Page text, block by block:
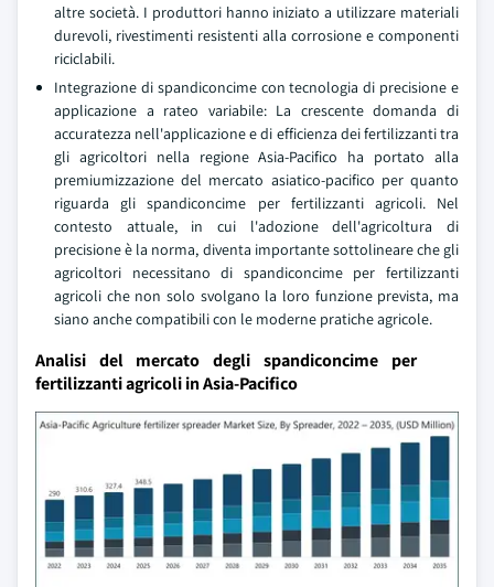
altre società. I produttori hanno iniziato a utilizzare materiali
durevoli, rivestimenti resistenti alla corrosione e componenti
riciclabili.
Integrazione di spandiconcime con tecnologia di precisione e
applicazione a rateo variabile: La crescente domanda di
accuratezza nell'applicazione e di efficienza dei fertilizzanti tra
gli agricoltori nella regione Asia-Pacifico ha portato alla
premiumizzazione del mercato asiatico-pacifico per quanto
riguarda gli spandiconcime per fertilizzanti agricoli. Nel
contesto attuale, in cui l'adozione dell'agricoltura di
precisione è la norma, diventa importante sottolineare che gli
agricoltori necessitano di spandiconcime per fertilizzanti
agricoli che non solo svolgano la loro funzione prevista, ma
siano anche compatibili con le moderne pratiche agricole.
Analisi del mercato degli spandiconcime per
fertilizzanti agricoli in Asia-Pacifico